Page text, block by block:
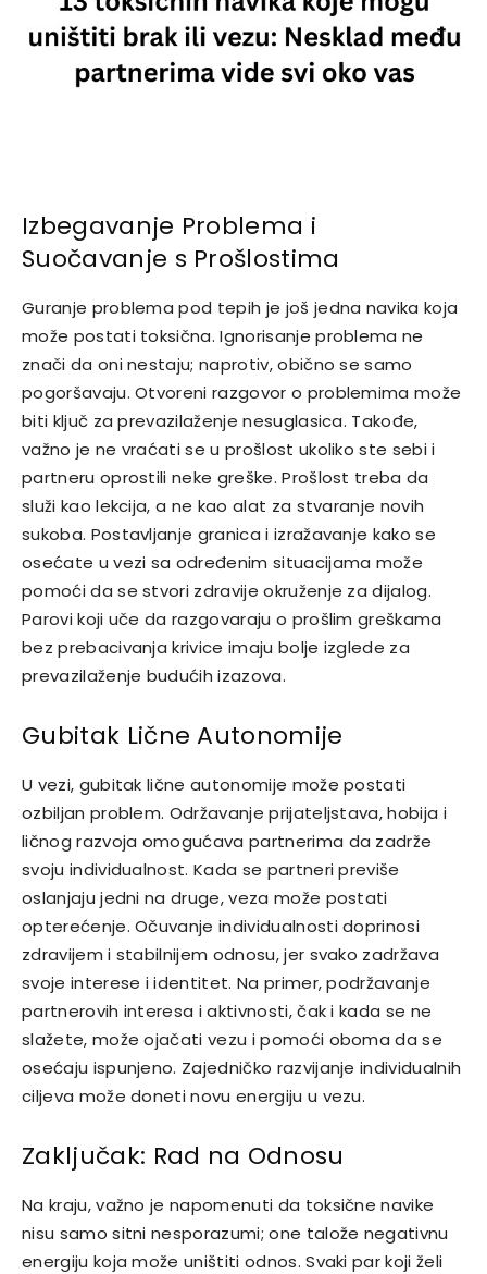
Izbegavanje Problema i
Suočavanje s Prošlostima
Guranje problema pod tepih je još jedna navika koja
može postati toksična. Ignorisanje problema ne
znači da oni nestaju; naprotiv, obično se samo
pogoršavaju. Otvoreni razgovor o problemima može
biti ključ za prevazilaženje nesuglasica. Takođe,
važno je ne vraćati se u prošlost ukoliko ste sebi i
partneru oprostili neke greške.Prošlost treba da
služi kao lekcija, a ne kao alat za stvaranje novih
sukoba. Postavljanje granica i izražavanje kako se
osećate u vezi sa određenim situacijama može
pomoći da se stvori zdravije okruženje za dijalog.
Parovi koji uče da razgovaraju o prošlim greškama
bez prebacivanja krivice imaju bolje izglede za
prevazilaženje budućih izazova.
Gubitak Lične Autonomije
U vezi, gubitak lične autonomije može postati
ozbiljan problem. Održavanje prijateljstava, hobija i
ličnog razvoja omogućava partnerima da zadrže
svoju individualnost. Kada se partneri previše
oslanjaju jedni na druge, veza može postati
opterećenje. Očuvanje individualnosti doprinosi
zdravijem i stabilnijem odnosu, jer svako zadržava
svoje interese i identitet. Na primer, podržavanje
partnerovih interesa i aktivnosti, čak i kada se ne
slažete, može ojačati vezu i pomoći oboma da se
osećaju ispunjeno. Zajedničko razvijanje individualnih
ciljeva može doneti novu energiju u vezu.
Zaključak: Rad na Odnosu
Na kraju, važno je napomenuti da toksične navike
nisu samo sitni nesporazumi; one talože negativnu
energiju koja može uništiti odnos. Svaki par koji želi